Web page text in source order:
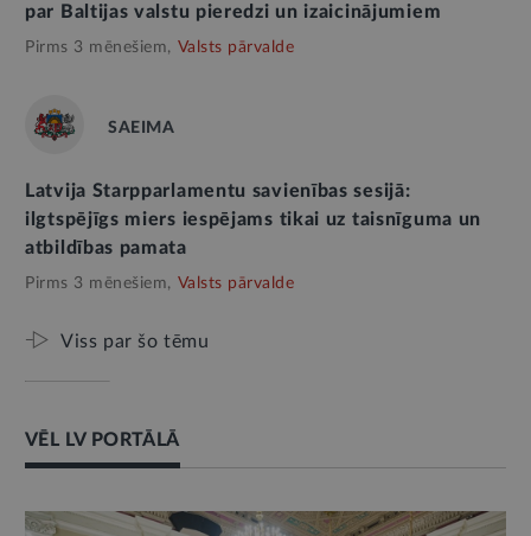
par Baltijas valstu pieredzi un izaicinājumiem
Pirms 3 mēnešiem, Valsts pārvalde
SAEIMA
Latvija Starpparlamentu savienības sesijā:
ilgtspējīgs miers iespējams tikai uz taisnīguma un
atbildības pamata
Pirms 3 mēnešiem, Valsts pārvalde
Viss par šo tēmu
VĒL LV PORTĀLĀ